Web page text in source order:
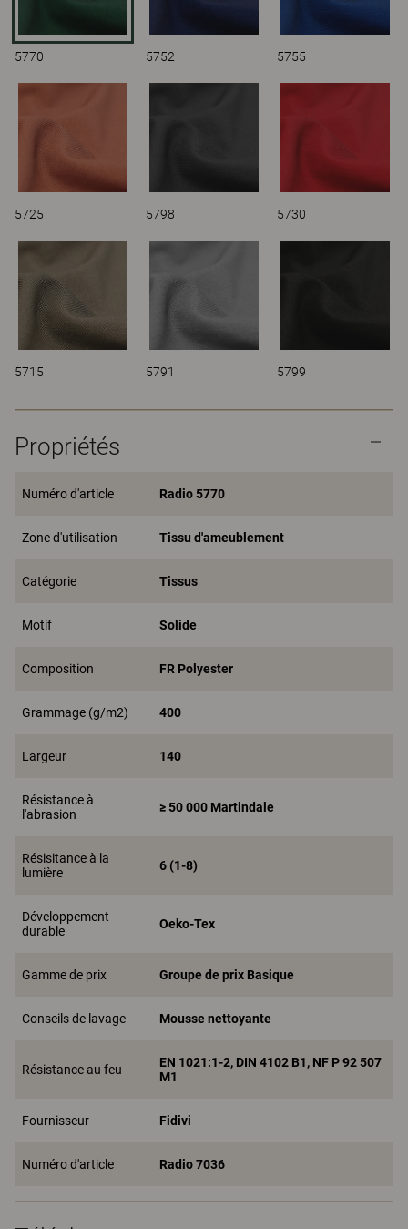
5770 5752 5755
5725 5798 5730
5715 5791 5799
Propriétés
Numéro d'article Radio 5770
Zone d'utilisation Tissu d'ameublement
Catégorie Tissus
Motif Solide
Composition FR Polyester
Grammage (g/m2) 400
Largeur 140
Résistance à
l'abrasion
≥ 50 000 Martindale
Résisitance à la
lumière
6 (1-8)
Développement
durable
Oeko-Tex
Gamme de prix Groupe de prix Basique
Conseils de lavage Mousse nettoyante
Résistance au feu
EN 1021:1-2, DIN 4102 B1, NF P 92 507
M1
Fournisseur Fidivi
Numéro d'article Radio 7036